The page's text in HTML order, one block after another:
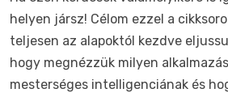
helyen jársz! Célom ezzel a
teljesen az alapoktól kezdve
hogy megnézzük milyen
mesterséges intelligenciának és